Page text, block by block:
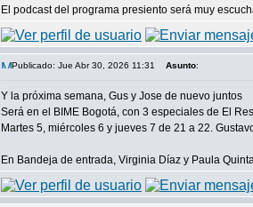
El podcast del programa presiento será muy
Publicado: Jue Abr 30, 2026 11:31 Asunto:
Y la próxima semana, Gus y Jose de nuevo juntos
Será en el BIME Bogotá, con 3 especiales de El
Martes 5, miércoles 6 y jueves 7 de 21 a 22.
En Bandeja de entrada, Virginia Díaz y Paula